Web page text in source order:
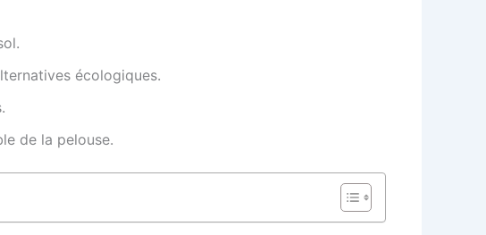
écologiques.
de la pelouse.